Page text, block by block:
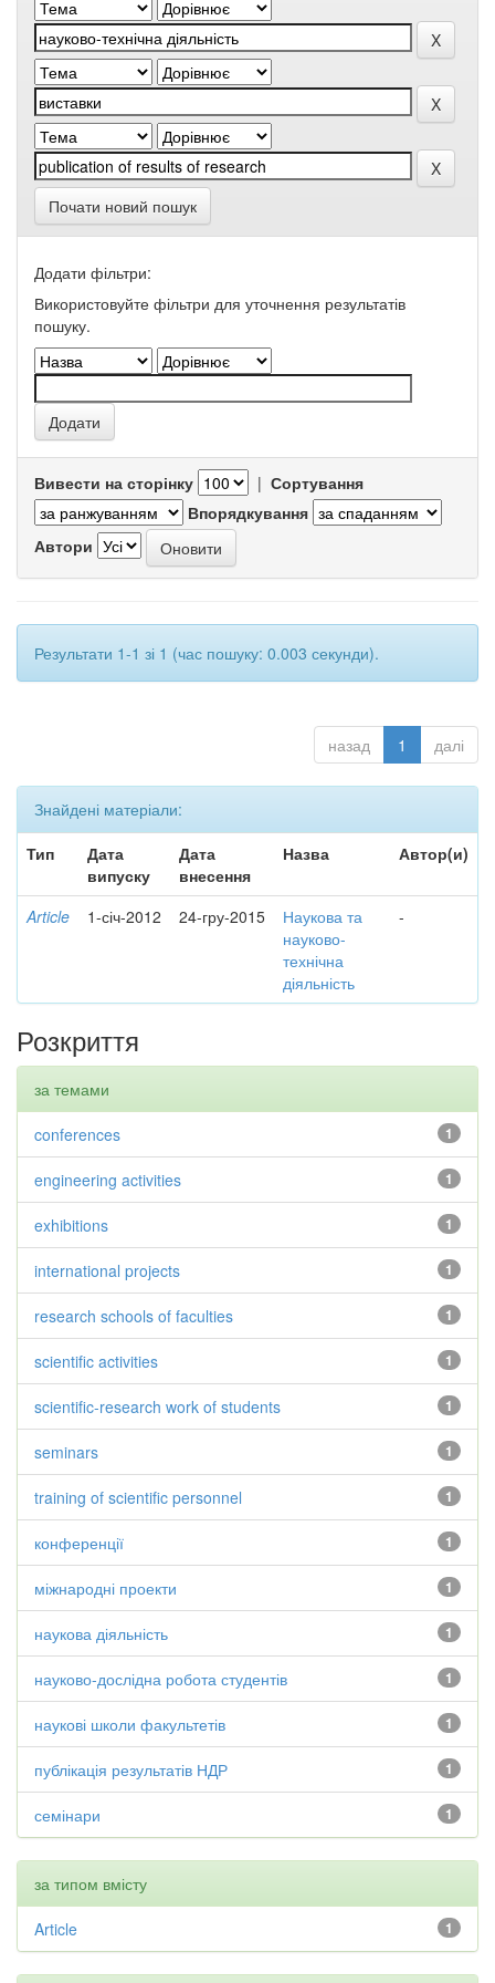
Почати новий пошук
Додати фільтри:
Використовуйте фільтри для уточнення результатів
пошуку.
Вивести на сторінку | Сортування
Впорядкування
Автори
Результати 1-1 зі 1 (час пошуку: 0.003 секунди).
назад 1 далі
Знайдені матеріали:
Тип
Дата
випуску
Дата
внесення
Назва Автор(и)
Article 1-січ-2012 24-гру-2015
Наукова та
науково-
технічна
діяльність
-
Розкриття
за темами
1
conferences
1
engineering activities
1
exhibitions
1
international projects
1
research schools of faculties
1
scientific activities
1
scientific-research work of students
1
seminars
1
training of scientific personnel
1
конференції
1
міжнародні проекти
1
наукова діяльність
1
науково-дослідна робота студентів
1
наукові школи факультетів
1
публікація результатів НДР
1
семінари
за типом вмісту
1
Article